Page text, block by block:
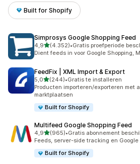
Built for Shopify
Simprosys Google Shopping Feed
4,9van 5 sterren
(4.352)
4352 recensies in totaal
•Gratis proefperiode
Dient feeds in voor Google Shopping,
FeedFix | XML Import & Export
5,0van 5 sterren
(244)
244 recensies in totaal
•Gratis te installeren
Producten importeren/exporteren met
marktplaatsen
Built for Shopify
Multifeed Google Shopping Feed
4,9van 5 sterren
(965)
965 recensies in totaal
•Gratis abonnement
Feeds, server-side tracking en
Built for Shopify